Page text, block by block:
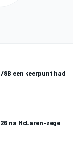
8B een keerpunt had
na McLaren-zege